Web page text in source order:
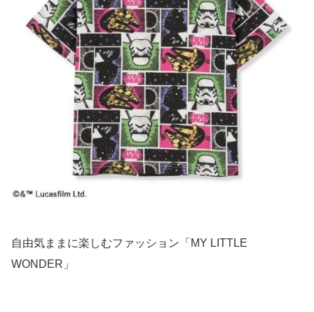
自由気ままに楽しむファッション「MY LITTLE
WONDER」